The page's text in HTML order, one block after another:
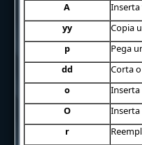
A
Inserta
yy
Copia
p
Pega
dd
Corta
o
Inserta
O
Inserta
r